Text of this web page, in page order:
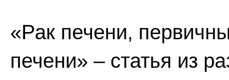
«Рак печени,
печени» – статья из